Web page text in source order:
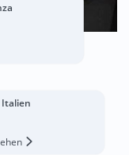
Italien